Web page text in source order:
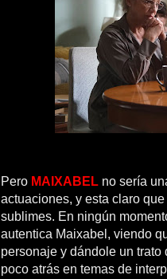
Pero MAIXABEL no sería
actuaciones, y esta claro que
sublimes. En ningún
autentica Maixabel, viendo
personaje y dándole un trato
poco atrás en temas de